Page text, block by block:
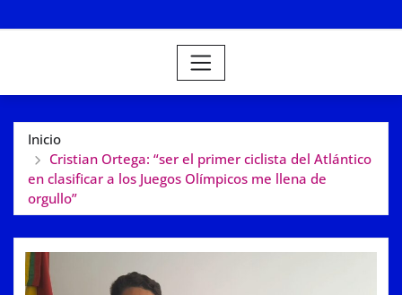
Inicio
Cristian Ortega: “ser el primer ciclista del Atlántico
en clasificar a los Juegos Olímpicos me llena de
orgullo”